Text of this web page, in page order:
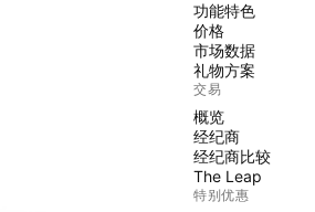
功能特色
价格
市场数据
礼物方案
交易
概览
经纪商
经纪商比较
The Leap
特别优惠